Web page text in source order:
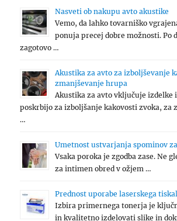
Nasveti ob nakupu avto akustike
Vemo, da lahko tovarniško
ponuja precej dobre možnosti. Po
zagotovo …
Akustika za avto za izboljševanje
zmanjševanje hrupa
Akustika za avto vključuje izdelke
poskrbijo za izboljšanje kakovosti zvoka, za
…
Umetnost ustvarjanja spominov
Vsaka poroka je zgodba zase. Ne
za intimen obred v ožjem …
Prednost uporabe laserskega
Izbira primernega tonerja je
in kvalitetno izdelovati slike in